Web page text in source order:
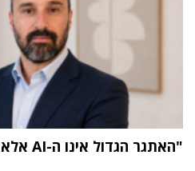
"האתגר הגדול אינו ה-AI אלא הטמעתה בארגון"